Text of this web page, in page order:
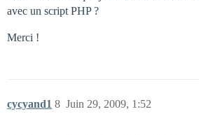
avec un script PHP ?
Merci !
cycyand1 Juin 29, 2009, 1:52
8